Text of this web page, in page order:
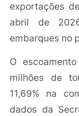
exportações
abril de
embarques no
O
milhões de
11,69% na
dados da